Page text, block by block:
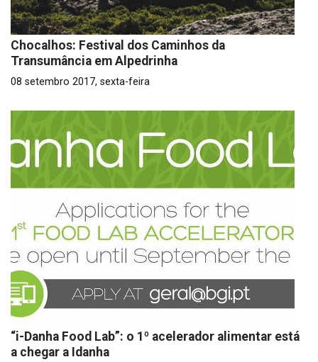
Chocalhos: Festival dos Caminhos da
Transumância em Alpedrinha
08 setembro 2017, sexta-feira
“i-Danha Food Lab”: o 1º acelerador alimentar está
a chegar a Idanha